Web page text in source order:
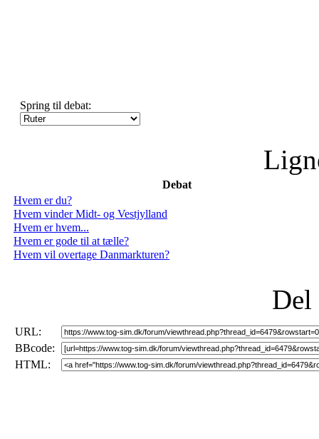
Spring til debat:
Debat
Hvem er du?
Hvem vinder Midt- og Vestjylland
Hvem er hvem...
Hvem er gode til at tælle?
Hvem vil overtage Danmarkturen?
Del
URL:
BBcode:
HTML: